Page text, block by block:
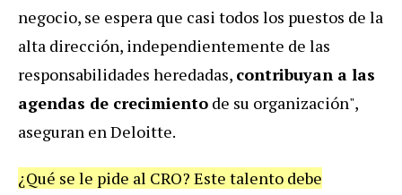
negocio, se espera que casi todos los puestos de la
alta dirección, independientemente de las
responsabilidades heredadas, contribuyan a las
agendas de crecimiento de su organización",
aseguran en Deloitte.
¿Qué se le pide al CRO? Este talento debe